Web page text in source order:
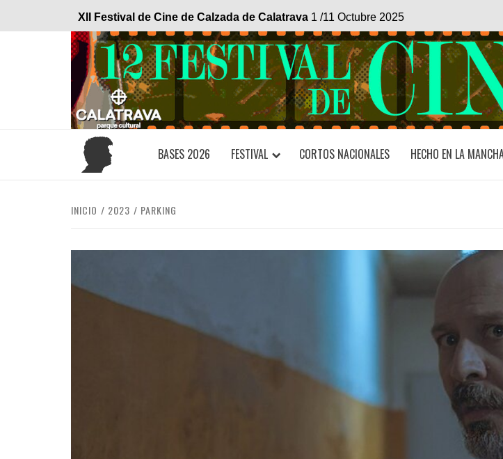
XII Festival de Cine de Calzada de Calatrava 1 /11 Octubre 2025
BASES 2026 FESTIVAL CORTOS NACIONALES HECHO EN LA
INICIO 2023 PARKING